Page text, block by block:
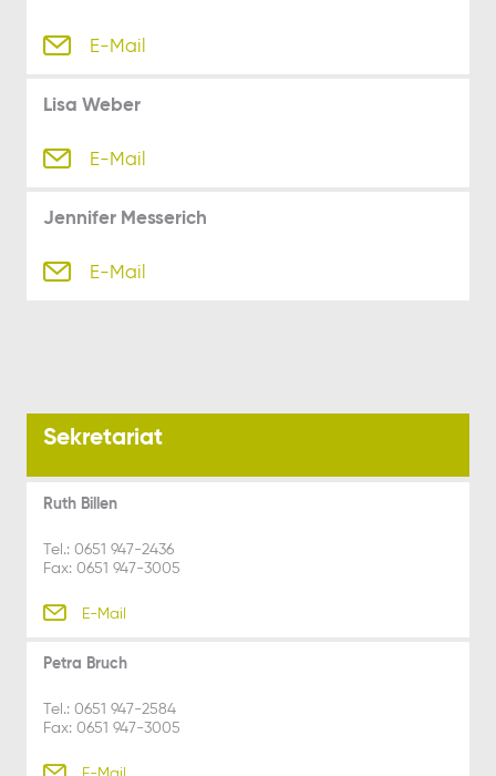
E-Mail
Lisa Weber
E-Mail
Jennifer Messerich
E-Mail
Sekretariat
Ruth Billen
Tel.: 0651 947-2436
Fax: 0651 947-3005
E-Mail
Petra Bruch
Tel.: 0651 947-2584
Fax: 0651 947-3005